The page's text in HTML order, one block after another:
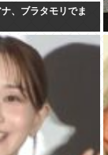
、ブラタモリでま